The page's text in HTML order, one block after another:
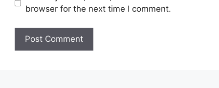
browser for the next time I comment.